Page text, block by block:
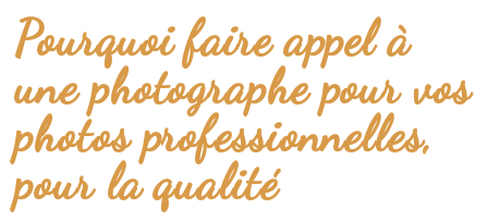
Pourquoi faire appel à
une photographe pour vos
photos professionnelles,
pour la qualité